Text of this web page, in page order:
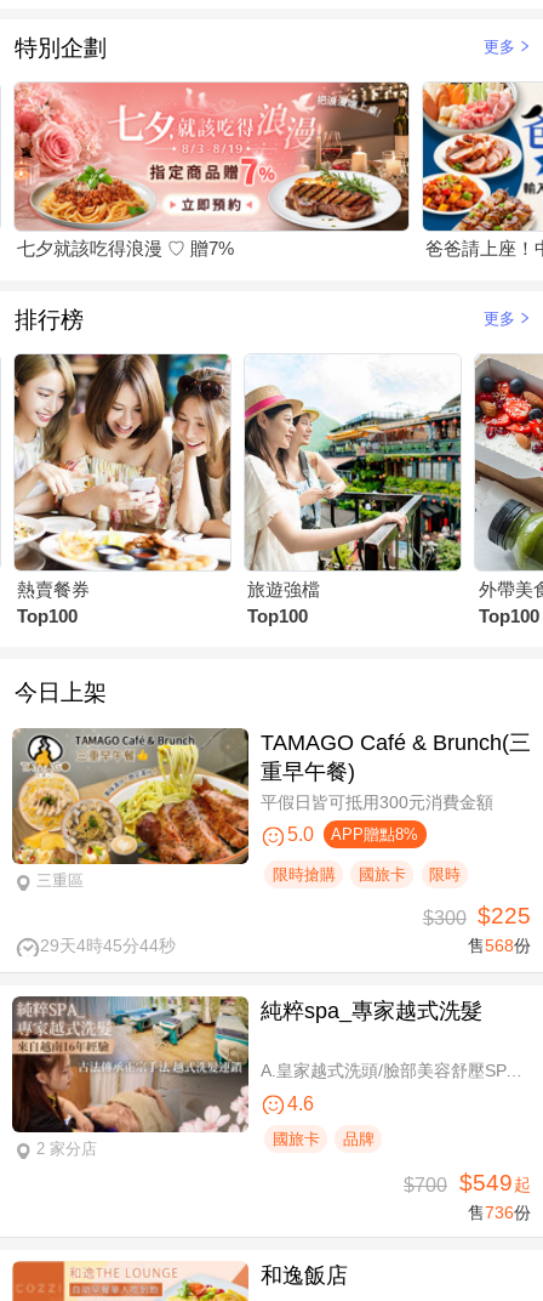
特別企劃 更多
七夕就該吃得浪漫 ♡ 贈7% 爸爸請上座！
排行榜 更多
熱賣餐券
Top100
旅遊強檔
Top100
外帶美
Top100
今日上架
三重區
TAMAGO Café & Brunch(三
重早午餐)
平假日皆可抵用300元消費金額
5.0 APP贈點8%
限時搶購 國旅卡 限時
29天4時45分43秒
$300 $225
售568份
2 家分店
純粹spa_專家越式洗髮
A.皇家越式洗頭/臉部美容舒壓SPA/舒壓採耳SPA 三選一40分(手技40分) / B.越式經典足底深層保養+去足繭+精油按摩 / C.越式純粹經典套餐(臉部美容舒壓SPA/舒壓採耳SPA二選一)全程80分(手技80分) / D.越式皇家古法按摩|全身越式精油舒壓/越式古法指壓 任選全程60分(手技60分)
4.6
國旅卡 品牌
$700 $549起
售736份
和逸飯店